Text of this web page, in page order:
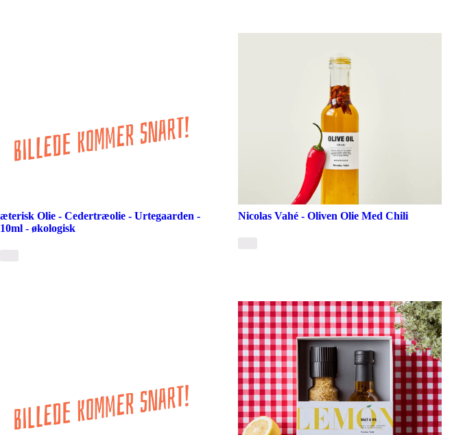
æterisk Olie - Cedertræolie - Urtegaarden -
10ml - økologisk
Nicolas Vahé - Oliven Olie Med Chili